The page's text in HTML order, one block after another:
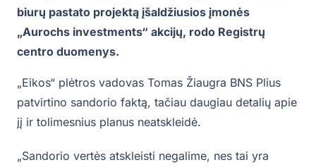
biurų pastato projektą įšaldžiusios įmonės
„Aurochs investments“ akcijų, rodo Registrų
centro duomenys.
„Eikos“ plėtros vadovas Tomas Žiaugra BNS Plius
patvirtino sandorio faktą, tačiau daugiau detalių apie
jį ir tolimesnius planus neatskleidė.
„Sandorio vertės atskleisti negalime, nes tai yra